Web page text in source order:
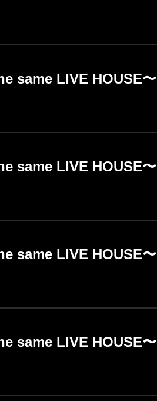
same LIVE HOUSE〜
same LIVE HOUSE〜
same LIVE HOUSE〜
same LIVE HOUSE〜